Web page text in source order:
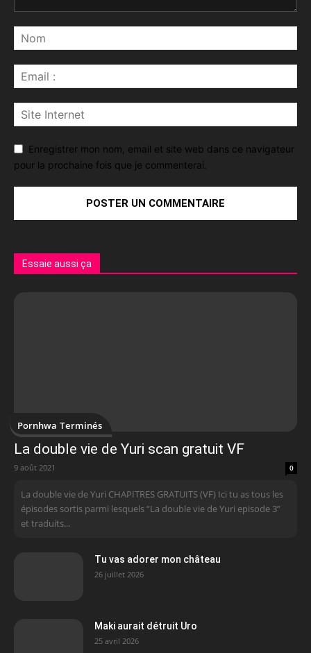
Enregistrer mon nom, email et site web dans ce navigateur
pour la prochaine fois que je commenterai.
Essaie aussi ça
Pornhwa Terminés
La double vie de Yuri scan gratuit VF
9 août 2021 0
La double vie de Yuri CHAPITRES GRATUITS (VF) Ici tu as tous les
épisodes sortis parmi lesquels “La double vie de Yuri episode 3”
et traduits...
Tu vas adorer mon château
26 juillet 2026
Maki aurait détruit Uro
25 avril 2026